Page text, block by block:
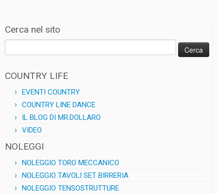
Cerca nel sito
per:
COUNTRY LIFE
EVENTI COUNTRY
COUNTRY LINE DANCE
IL BLOG DI MR.DOLLARO
VIDEO
NOLEGGI
NOLEGGIO TORO MECCANICO
NOLEGGIO TAVOLI SET BIRRERIA
NOLEGGIO TENSOSTRUTTURE